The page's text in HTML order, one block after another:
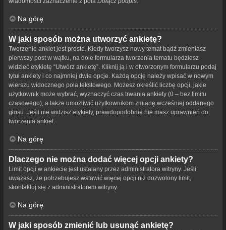
Na górę
W jaki sposób można utworzyć ankietę?
Tworzenie ankiet jest proste. Kiedy tworzysz nowy temat bądź zmieniasz
pierwszy post w wątku, na dole formularza tworzenia tematu będziesz
widzieć etykietę “Utwórz ankietę”. Kliknij ją i w otworzonym formularzu podaj
tytuł ankiety i co najmniej dwie opcje. Każdą opcję należy wpisać w nowym
wierszu widocznego pola tekstowego. Możesz określić liczbę opcji, jakie
użytkownik może wybrać, wyznaczyć czas trwania ankiety (0 – bez limitu
czasowego), a także umożliwić użytkownikom zmianę wcześniej oddanego
głosu. Jeśli nie widzisz etykiety, prawdopodobnie nie masz uprawnień do
tworzenia ankiet.
Na górę
Dlaczego nie można dodać więcej opcji ankiety?
Limit opcji w ankiecie jest ustalany przez administratora witryny. Jeśli
uważasz, że potrzebujesz wstawić więcej opcji niż dozwolony limit,
skontaktuj się z administratorem witryny.
Na górę
W jaki sposób zmienić lub usunąć ankietę?